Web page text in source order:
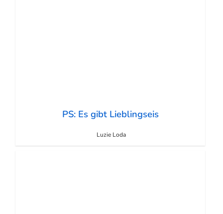
PS: Es gibt Lieblingseis
Luzie Loda